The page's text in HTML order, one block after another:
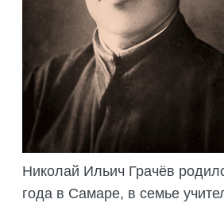
ОБОСНОВАНИЙ
ОРГАНИЗАЦИЯ
СЕМИНАРОВ,
ОРГАНИЗАЦИЯ
СТАЖИРОВОК
СОВМЕСТНО С
ОБЩЕСТВОМ ТЕТИС
СЕЛЕВИНИЯ
SAIGA NEWS
Николай Ильич Грачёв
года в Самаре, в семье